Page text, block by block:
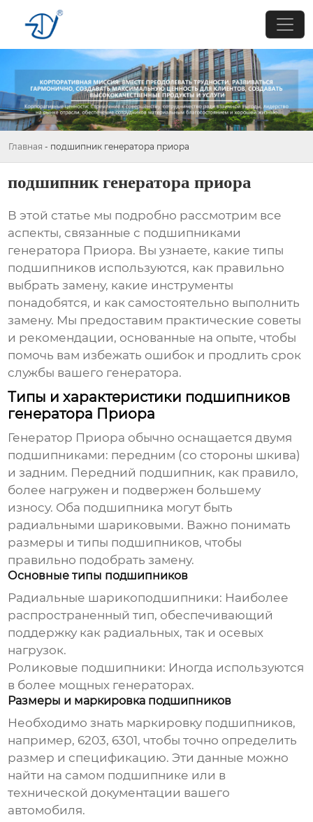
Главная - подшипник генератора приора
подшипник генератора приора
В этой статье мы подробно рассмотрим все
аспекты, связанные с подшипниками
генератора Приора. Вы узнаете, какие типы
подшипников используются, как правильно
выбрать замену, какие инструменты
понадобятся, и как самостоятельно выполнить
замену. Мы предоставим практические советы
и рекомендации, основанные на опыте, чтобы
помочь вам избежать ошибок и продлить срок
службы вашего генератора.
Типы и характеристики подшипников
генератора Приора
Генератор Приора обычно оснащается двумя
подшипниками: передним (со стороны шкива)
и задним. Передний подшипник, как правило,
более нагружен и подвержен большему
износу. Оба подшипника могут быть
радиальными шариковыми. Важно понимать
размеры и типы подшипников, чтобы
правильно подобрать замену.
Основные типы подшипников
Радиальные шарикоподшипники: Наиболее
распространенный тип, обеспечивающий
поддержку как радиальных, так и осевых
нагрузок.
Роликовые подшипники: Иногда используются
в более мощных генераторах.
Размеры и маркировка подшипников
Необходимо знать маркировку подшипников,
например, 6203, 6301, чтобы точно определить
размер и спецификацию. Эти данные можно
найти на самом подшипнике или в
технической документации вашего
автомобиля.